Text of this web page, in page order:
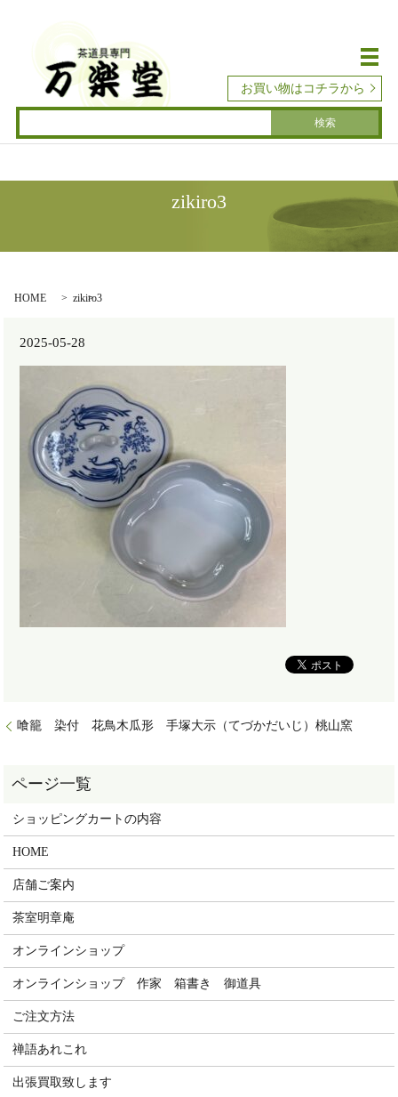
メ
お買い物はコチラから
zikiro3
HOME zikiro3
2025-05-28
喰籠 染付 花鳥木瓜形 手塚大示（てづかだいじ）桃山窯
ショッピングカートの内容
HOME
店舗ご案内
茶室明章庵
オンラインショップ
オンラインショップ 作家 箱書き 御道具
ご注文方法
禅語あれこれ
出張買取致します